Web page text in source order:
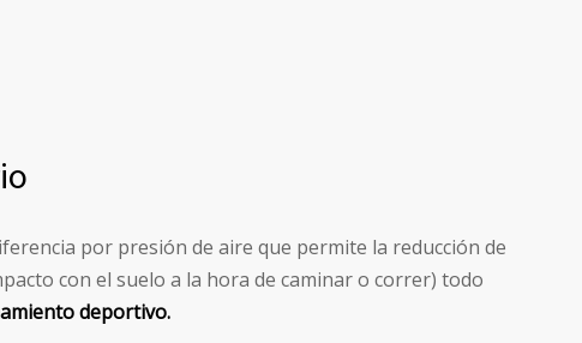
por presión de aire que permite la reducción de
con el suelo a la hora de caminar o correr) todo
deportivo.